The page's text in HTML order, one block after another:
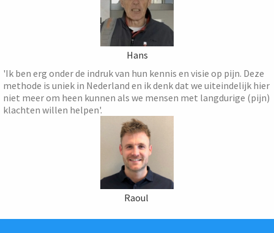
Hans
'Ik ben erg onder de indruk van hun kennis en visie op pijn. Deze
methode is uniek in Nederland en ik denk dat we uiteindelijk hier
niet meer om heen kunnen als we mensen met langdurige (pijn)
klachten willen helpen'.
Raoul